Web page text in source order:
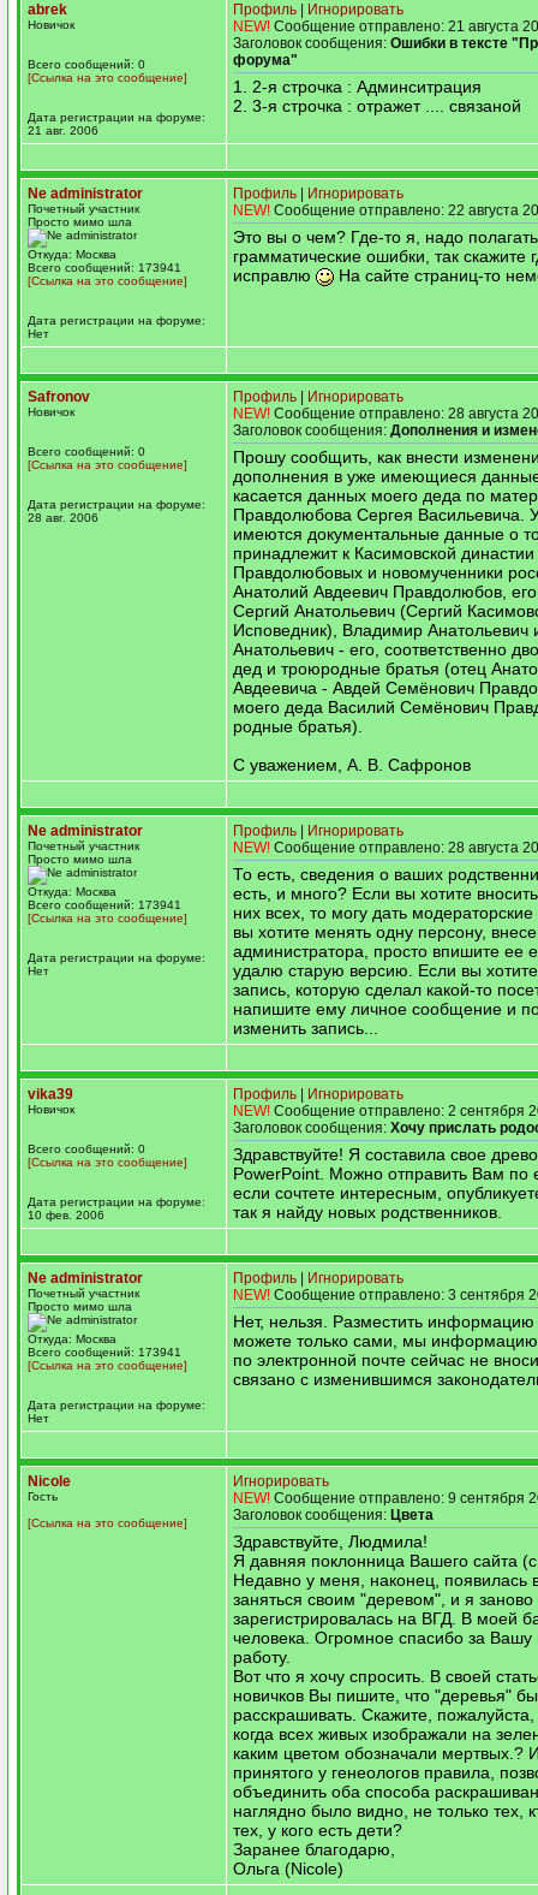
abrek
Новичок
Всего сообщений: 0
[Ссылка на это сообщение]
Дата регистрации на форуме:
21 авг. 2006
Профиль
Игнорировать
NEW! Сообщение отправлено: 21 августа
Заголовок сообщения: Ошибки в тексте
форума"
1. 2-я строчка : Админситрация
2. 3-я строчка : отражет .... связаной
Ne administrator
Почетный участник
Просто мимо шла
Откуда: Москва
Всего сообщений: 173941
[Ссылка на это сообщение]
Дата регистрации на форуме:
Нет
Профиль
Игнорировать
NEW! Сообщение отправлено: 22 августа
Это вы о чем? Где-то я, надо
грамматические ошибки, так скажите
исправлю
На сайте страниц-то
Safronov
Новичок
Всего сообщений: 0
[Ссылка на это сообщение]
Дата регистрации на форуме:
28 авг. 2006
Профиль
Игнорировать
NEW! Сообщение отправлено: 28 августа
Заголовок сообщения: Дополнения и
Прошу сообщить, как внести
дополнения в уже имеющиеся
касается данных моего деда по
Правдолюбова Сергея Васильевича.
имеются документальные данные о
принадлежит к Касимовской
Правдолюбовых и новомученники
Анатолий Авдеевич Правдолюбов,
Сергий Анатольевич (Сергий
Исповедник), Владимир Анатольевич
Анатольевич - его, соответственно
дед и троюродные братья (отец
Авдеевича - Авдей Семёнович
моего деда Василий Семёнович
родные братья).
С уважением, А. В. Сафронов
Ne administrator
Почетный участник
Просто мимо шла
Откуда: Москва
Всего сообщений: 173941
[Ссылка на это сообщение]
Дата регистрации на форуме:
Нет
Профиль
Игнорировать
NEW! Сообщение отправлено: 28 августа
То есть, сведения о ваших
есть, и много? Если вы хотите
них всех, то могу дать
вы хотите менять одну персону,
администратора, просто впишите ее
удалю старую версию. Если вы
запись, которую сделал какой-то
напишите ему личное сообщение и
изменить запись...
vika39
Новичок
Всего сообщений: 0
[Ссылка на это сообщение]
Дата регистрации на форуме:
10 фев. 2006
Профиль
Игнорировать
NEW! Сообщение отправлено: 2 сентября
Заголовок сообщения: Хочу прислать
Здравствуйте! Я составила свое
PowerPoint. Можно отправить Вам по
если сочтете интересным,
так я найду новых родственников.
Ne administrator
Почетный участник
Просто мимо шла
Откуда: Москва
Всего сообщений: 173941
[Ссылка на это сообщение]
Дата регистрации на форуме:
Нет
Профиль
Игнорировать
NEW! Сообщение отправлено: 3 сентября
Нет, нельзя. Разместить
можете только сами, мы
по электронной почте сейчас не
связано с изменившимся
Nicole
Гость
[Ссылка на это сообщение]
Игнорировать
NEW! Сообщение отправлено: 9 сентября
Заголовок сообщения: Цвета
Здравствуйте, Людмила!
Я давняя поклонница Вашего сайта
Недавно у меня, наконец, появилась
заняться своим "деревом", и я заново
зарегистрировалась на ВГД. В моей
человека. Огромное спасибо за Вашу
работу.
Вот что я хочу спросить. В своей
новичков Вы пишите, что "деревья"
расскрашивать. Скажите,
когда всех живых изображали на
каким цветом обозначали мертвых.?
принятого у генеологов правила,
объединить оба способа
наглядно было видно, не только тех,
тех, у кого есть дети?
Заранее благодарю,
Ольга (Nicole)